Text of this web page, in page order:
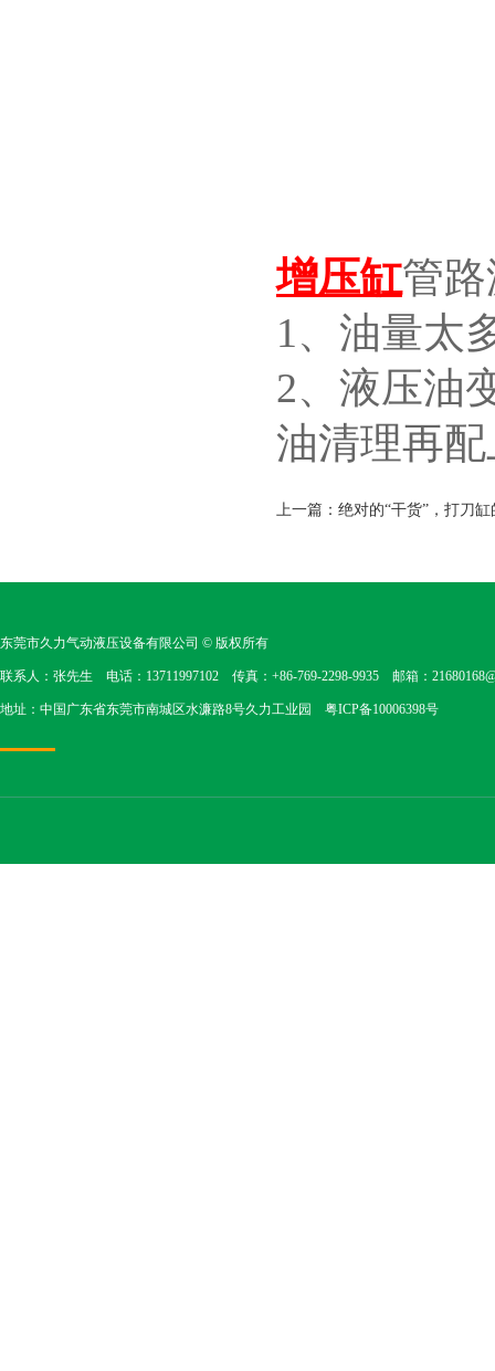
增压缸管
1、油量太
2、液压油
油清理再
上一篇： 绝对的“干货”，打刀
东莞市久力气动液压设备有限公司 © 版权所有
联系人：张先生 电话：13711997102 传真：+86-769-2298-9935 邮箱：
地址：中国广东省东莞市南城区水濂路8号久力工业园 粤ICP备10006398号